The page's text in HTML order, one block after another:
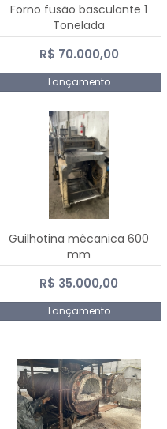
Forno fusão basculante 1
Tonelada
R$ 70.000,00
Lançamento
Guilhotina mêcanica 600
mm
R$ 35.000,00
Lançamento